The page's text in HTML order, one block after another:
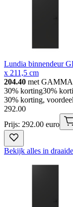
Lundia binnendeur
x 211,5 cm
204.40 met GAMMA
30% korting30%
30% korting,
292.00
Prijs: 292.00 euro
Bekijk alles in